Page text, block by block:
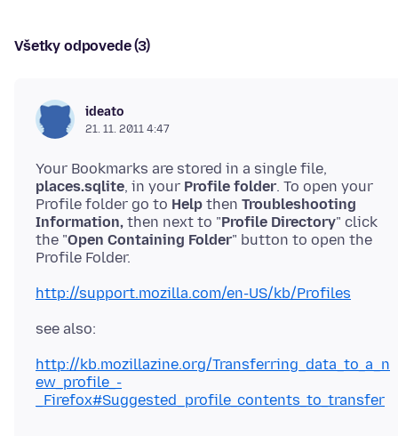
Všetky odpovede (3)
ideato
21. 11. 2011 4:47
Your Bookmarks are stored in a single file,
places.sqlite, in your Profile folder. To open your
Profile folder go to Help then Troubleshooting
Information, then next to "Profile Directory" click
the "Open Containing Folder" button to open the
http://support.mozilla.com/en-US/kb/Profiles
http://kb.mozillazine.org/Transferring_data_to_a_n
ew_profile_-
_Firefox#Suggested_profile_contents_to_transfer